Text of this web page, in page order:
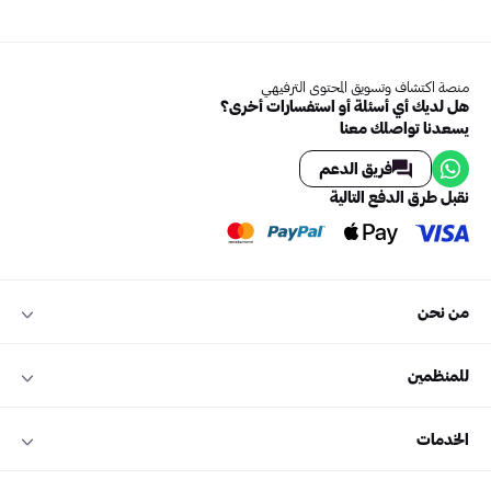
منصة اكتشاف وتسويق المحتوى الترفيهي
هل لديك أي أسئلة أو استفسارات أخرى؟
يسعدنا تواصلك معنا
فريق الدعم
نقبل طرق الدفع التالية
من نحن
للمنظمين
الخدمات